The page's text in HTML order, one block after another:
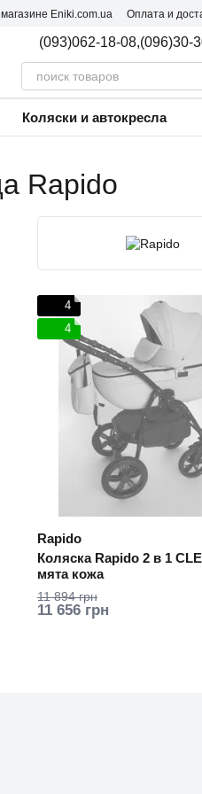
Eniki.com.ua Оплата и
(093)062-18-08,(096)30-
Коляски и автокресла
Rapido
4
4
Rapido
Коляска Rapido 2 в 1
мята кожа
11 894 грн
11 656 грн